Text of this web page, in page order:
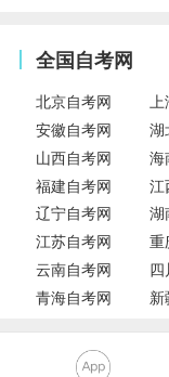
全国自考网
北京自考网
安徽自考网
湖
山西自考网
海
福建自考网
江
辽宁自考网
湖
江苏自考网
重
云南自考网
四
青海自考网
新